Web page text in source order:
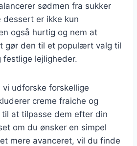
sødmen fra sukker
dessert er ikke kun
også hurtig og nem at
gør den til et populært valg til
lejligheder.
udforske forskellige
creme fraiche og
at tilpasse dem efter din
om du ønsker en simpel
mere avanceret, vil du finde